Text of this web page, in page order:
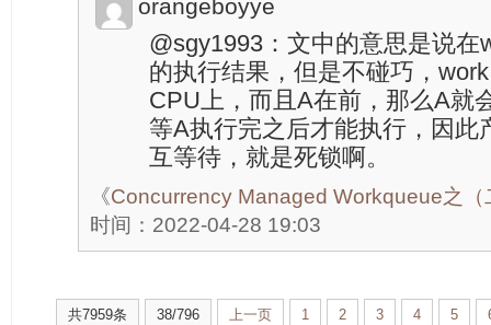
orangeboyye
@sgy1993：文中的意思是说在
的执行结果，但是不碰巧，
CPU上，而且A在前，那么A就
等A执行完之后才能执行，因此
互等待，就是死锁啊。
《Concurrency Managed Workqueue之（
时间：2022-04-28 19:03
共7959条 38/796 上一页 1 2 3 4 5